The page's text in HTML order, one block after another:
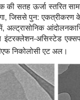
की सतह ऊर्जा स्तरित
जिससे पुन: एकत्रीकरण
अल्ट्रासोनिक
असिस्टेड
निकोलोसी एट अल।